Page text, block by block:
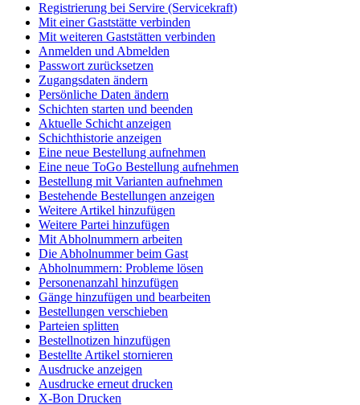
Registrierung bei Servire (Servicekraft)
Mit einer Gaststätte verbinden
Mit weiteren Gaststätten verbinden
Anmelden und Abmelden
Passwort zurücksetzen
Zugangsdaten ändern
Persönliche Daten ändern
Schichten starten und beenden
Aktuelle Schicht anzeigen
Schichthistorie anzeigen
Eine neue Bestellung aufnehmen
Eine neue ToGo Bestellung aufnehmen
Bestellung mit Varianten aufnehmen
Bestehende Bestellungen anzeigen
Weitere Artikel hinzufügen
Weitere Partei hinzufügen
Mit Abholnummern arbeiten
Die Abholnummer beim Gast
Abholnummern: Probleme lösen
Personenanzahl hinzufügen
Gänge hinzufügen und bearbeiten
Bestellungen verschieben
Parteien splitten
Bestellnotizen hinzufügen
Bestellte Artikel stornieren
Ausdrucke anzeigen
Ausdrucke erneut drucken
X-Bon Drucken